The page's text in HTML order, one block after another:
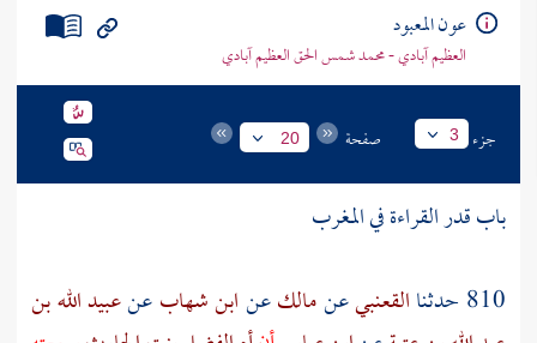
عون المعبود
العظيم آبادي - محمد شمس الحق العظيم آبادي
جزء 3 صفحة 20
باب قدر القراءة في المغرب
810 حدثنا
القعنبيعنمالكعنابن شهابعنعبيد الله بن